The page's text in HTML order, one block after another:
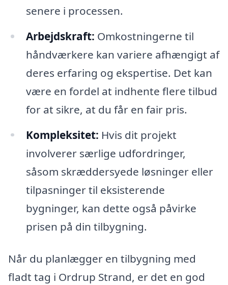
senere i processen.
Arbejdskraft: Omkostningerne til
håndværkere kan variere afhængigt af
deres erfaring og ekspertise. Det kan
være en fordel at indhente flere tilbud
for at sikre, at du får en fair pris.
Kompleksitet: Hvis dit projekt
involverer særlige udfordringer,
såsom skræddersyede løsninger eller
tilpasninger til eksisterende
bygninger, kan dette også påvirke
prisen på din tilbygning.
Når du planlægger en tilbygning med
fladt tag i Ordrup Strand, er det en god